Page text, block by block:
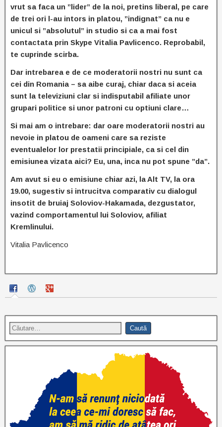
vrut sa faca un ”lider” de la noi, pretins liberal, pe care
de trei ori l-au intors in platou, ”indignat” ca nu e
unicul si ”absolutul” in studio si ca a mai fost
contactata prin Skype Vitalia Pavlicenco. Reprobabil,
te cuprinde scirba.
Dar intrebarea e de ce moderatorii nostri nu sunt ca
cei din Romania – sa aibe curaj, chiar daca si aceia
sunt la televiziuni clar si indisputabil afiliate unor
grupari politice si unor patroni cu optiuni clare…
Si mai am o intrebare: dar oare moderatorii nostri au
nevoie in platou de oameni care sa reziste
eventualelor lor prestatii principiale, ca si cel din
emisiunea vizata aici? Eu, una, inca nu pot spune ”da”.
Am avut si eu o emisiune chiar azi, la Alt TV, la ora
19.00, sugestiv si intrucitva comparativ cu dialogul
insotit de bruiaj Soloviov-Hakamada, dezgustator,
vazind comportamentul lui Soloviov, afiliat
Kremlinului.
Vitalia Pavlicenco